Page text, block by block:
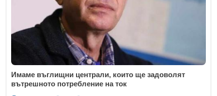
Имаме въглищни централи, които ще задоволят
вътрешното потребление на ток